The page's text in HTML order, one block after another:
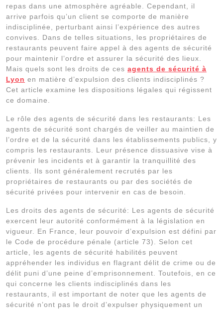
repas dans une atmosphère agréable. Cependant, il
arrive parfois qu’un client se comporte de manière
indisciplinée, perturbant ainsi l’expérience des autres
convives. Dans de telles situations, les propriétaires de
restaurants peuvent faire appel à des agents de sécurité
pour maintenir l’ordre et assurer la sécurité des lieux.
Mais quels sont les droits de ces agents de sécurité à
Lyon en matière d’expulsion des clients indisciplinés ?
Cet article examine les dispositions légales qui régissent
ce domaine.
Le rôle des agents de sécurité dans les restaurants: Les
agents de sécurité sont chargés de veiller au maintien de
l’ordre et de la sécurité dans les établissements publics, y
compris les restaurants. Leur présence dissuasive vise à
prévenir les incidents et à garantir la tranquillité des
clients. Ils sont généralement recrutés par les
propriétaires de restaurants ou par des sociétés de
sécurité privées pour intervenir en cas de besoin.
Les droits des agents de sécurité: Les agents de sécurité
exercent leur autorité conformément à la législation en
vigueur. En France, leur pouvoir d’expulsion est défini par
le Code de procédure pénale (article 73). Selon cet
article, les agents de sécurité habilités peuvent
appréhender les individus en flagrant délit de crime ou de
délit puni d’une peine d’emprisonnement. Toutefois, en ce
qui concerne les clients indisciplinés dans les
restaurants, il est important de noter que les agents de
sécurité n’ont pas le droit d’expulser physiquement un